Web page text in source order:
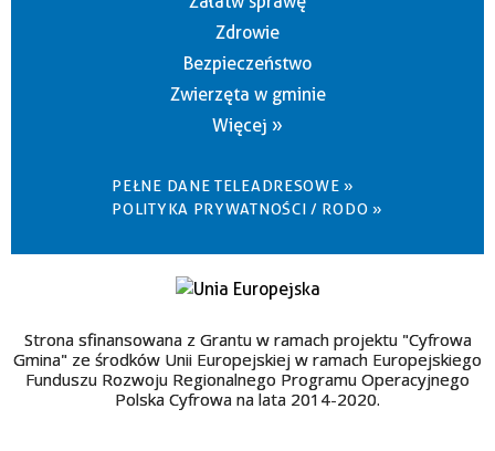
Zdrowie
Bezpieczeństwo
Zwierzęta w gminie
Więcej »
PEŁNE DANE TELEADRESOWE »
POLITYKA PRYWATNOŚCI / RODO »
Strona sfinansowana z Grantu w ramach projektu "Cyfrowa
Gmina" ze środków Unii Europejskiej w ramach Europejskiego
Funduszu Rozwoju Regionalnego Programu Operacyjnego
Polska Cyfrowa na lata 2014-2020.